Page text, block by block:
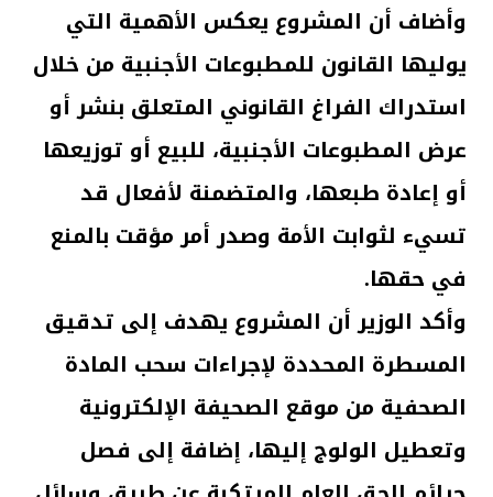
وأضاف أن المشروع يعكس الأهمية التي
يوليها القانون للمطبوعات الأجنبية من خلال
استدراك الفراغ القانوني المتعلق بنشر أو
عرض المطبوعات الأجنبية، للبيع أو توزيعها
أو إعادة طبعها، والمتضمنة لأفعال قد
تسيء لثوابت الأمة وصدر أمر مؤقت بالمنع
في حقها.
وأكد الوزير أن المشروع يهدف إلى تدقيق
المسطرة المحددة لإجراءات سحب المادة
الصحفية من موقع الصحيفة الإلكترونية
وتعطيل الولوج إليها، إضافة إلى فصل